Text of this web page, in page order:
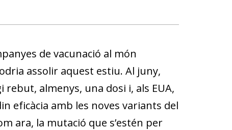
de vacunació al món
assolir aquest estiu. Al juny,
rebut, almenys, una dosi i, als EUA,
eficàcia amb les noves variants del
ara, la mutació que s’estén per